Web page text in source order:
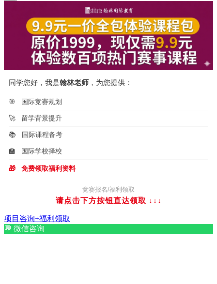
同学您好，我是翰林老师 ，为您提供：
🎯 国际竞赛规划
🚀 留学背景提升
📚 国际课程备考
🏫 国际学校择校
🎁 免费领取福利资料
竞赛报名/福利领取
请点击下方按钮直达领取 ↓↓↓
项目咨询+福利领取
💬 微信咨询